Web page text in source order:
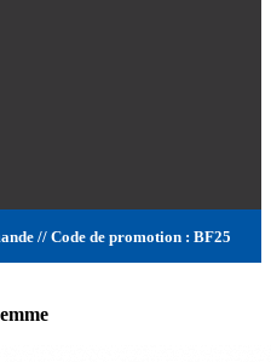
// Code de promotion : BF25